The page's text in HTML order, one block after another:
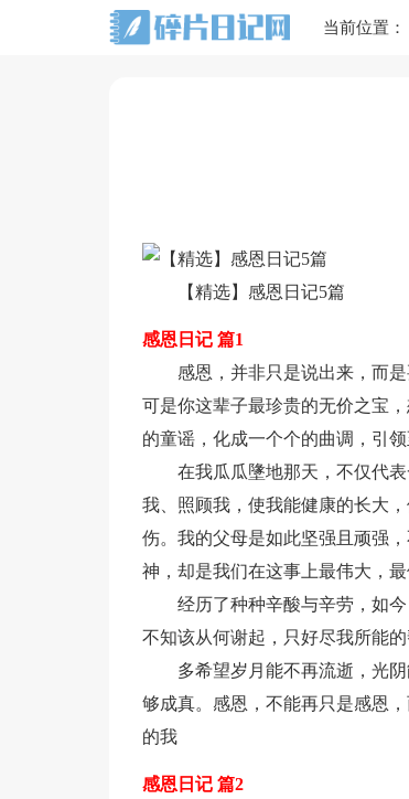
当前位置：
【精选】感恩日记5篇
感恩日记 篇1
感恩，并非只是说出来，而
可是你这辈子最珍贵的无价之宝
的童谣，化成一个个的曲调，引
在我瓜瓜墬地那天，不仅代
我、照顾我，使我能健康的长大
伤。我的父母是如此坚强且顽强
神，却是我们在这事上最伟大，最
经历了种种辛酸与辛劳，如
不知该从何谢起，只好尽我所能
多希望岁月能不再流逝，光
够成真。感恩，不能再只是感恩
的我
感恩日记 篇2